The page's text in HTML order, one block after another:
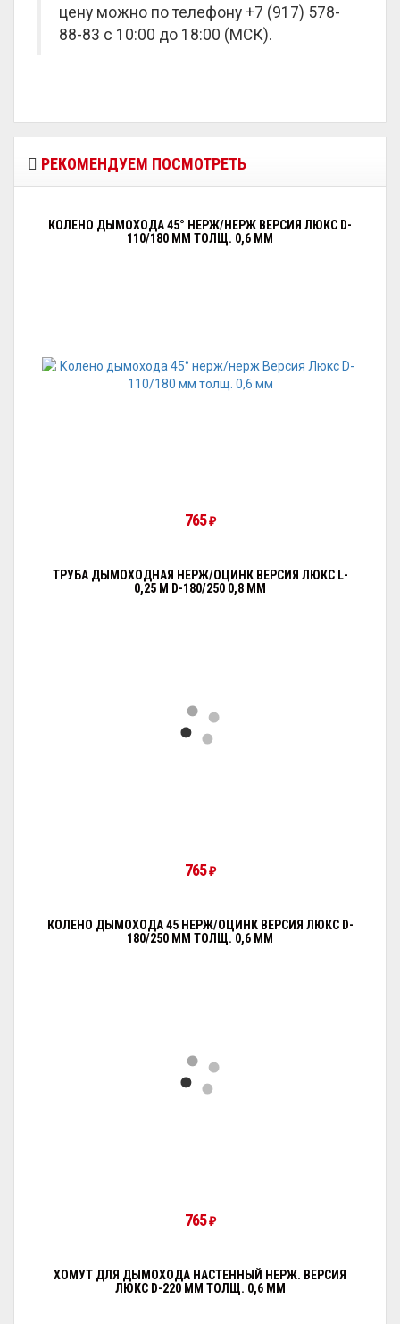
цену можно по телефону +7 (917) 578-
88-83 с 10:00 до 18:00 (МСК).
РЕКОМЕНДУЕМ ПОСМОТРЕТЬ
КОЛЕНО ДЫМОХОДА 45° НЕРЖ/НЕРЖ ВЕРСИЯ ЛЮКС D-
110/180 ММ ТОЛЩ. 0,6 ММ
765₽
ТРУБА ДЫМОХОДНАЯ НЕРЖ/ОЦИНК ВЕРСИЯ ЛЮКС L-
0,25 М D-180/250 0,8 ММ
765₽
КОЛЕНО ДЫМОХОДА 45 НЕРЖ/ОЦИНК ВЕРСИЯ ЛЮКС D-
180/250 ММ ТОЛЩ. 0,6 ММ
765₽
ХОМУТ ДЛЯ ДЫМОХОДА НАСТЕННЫЙ НЕРЖ. ВЕРСИЯ
ЛЮКС D-220 ММ ТОЛЩ. 0,6 ММ